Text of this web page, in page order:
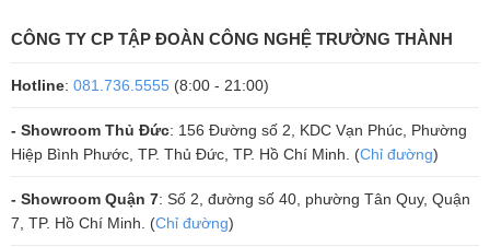
S700 giúp cho thiết bị
dò tần sốtốt hơn, bạn sẽ không phải lo tình
trạng mất cột sóng hay sóng yếu trong quá trình hát như các thiết bị
Tính ứng dụng cao
karaoke cho âm thanh chất lượng hay và rõ ràng nhất mà còn sử
dụng không gian rộng lớn khác nhau nữa. Micro này được tăng cường
CÔNG TY CP TẬP ĐOÀN CÔNG NGHỆ TRƯỜNG THÀNH
Hotline: 081.736.5555 (8:00 - 21:00)
- Showroom Thủ Đức: 156 Đường số 2, KDC Vạn Phúc, Phường
Hiệp Bình Phước, TP. Thủ Đức, TP. Hồ Chí Minh. (Chỉ đường)
- Showroom Quận 7: Số 2, đường số 40, phường Tân Quy, Quận
7, TP. Hồ Chí Minh. (Chỉ đường)